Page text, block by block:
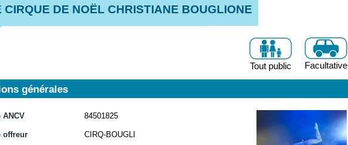
CIRQUE DE NOËL CHRISTIANE BOUGLIONE
Facultative
Tout public
générales
ANCV 84501825
offreur CIRQ-BOUGLI